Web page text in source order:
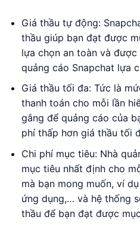
Giá thầu tự động:
thầu giúp bạn đạt được
lựa chọn an toàn và
quảng cáo Snapchat lựa
Giá thầu tối đa: Tức là
thanh toán cho mỗi lần
gắng để quảng cáo của
phí thấp hơn giá thầu tối
Chi phí mục tiêu: Nhà
mục tiêu nhất định cho
mà bạn mong muốn, ví
ứng dụng,… và hệ thống
thầu để bạn đạt được